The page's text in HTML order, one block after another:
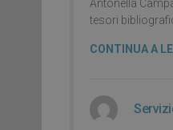
Antonella
tesori
CONTINUA A